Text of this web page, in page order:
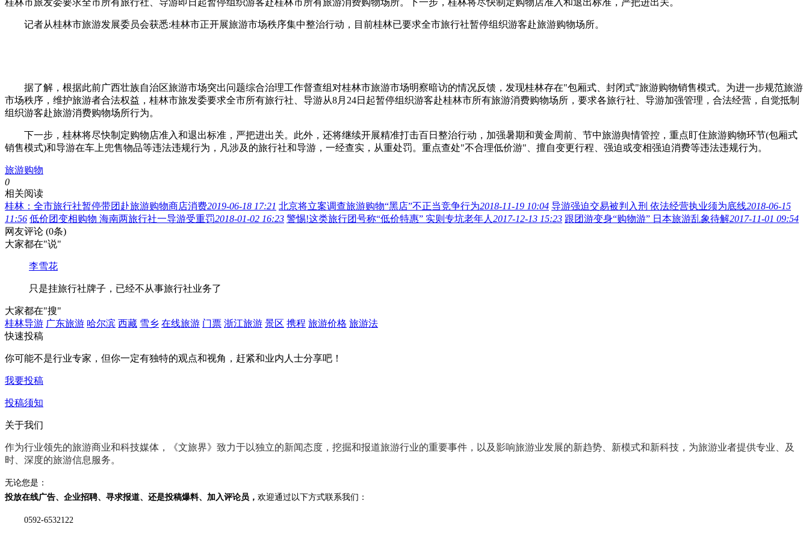
记者从桂林市旅游发展委员会获悉:桂林市正开展旅游市场秩序集中整治行动，目前桂林已要求全市旅行社暂停组织游客赴旅游购物场所。
据了解，根据此前广西壮族自治区旅游市场突出问题综合治理工作督查组对桂林市旅游市场明察暗访的情况反馈，发现桂林存在"包厢式、封闭式"旅游购物销售模式。为进一步规范旅游
市场秩序，维护旅游者合法权益，桂林市旅发委要求全市所有旅行社、导游从8月24日起暂停组织游客赴桂林市所有旅游消费购物场所，要求各旅行社、导游加强管理，合法经营，自觉抵制
组织游客赴旅游消费购物场所行为。
下一步，桂林将尽快制定购物店准入和退出标准，严把进出关。此外，还将继续开展精准打击百日整治行动，加强暑期和黄金周前、节中旅游舆情管控，重点盯住旅游购物环节(包厢式
销售模式)和导游在车上兜售物品等违法违规行为，凡涉及的旅行社和导游，一经查实，从重处罚。重点查处"不合理低价游"、擅自变更行程、强迫或变相强迫消费等违法违规行为。
旅游购物
0
相关阅读
桂林：全市旅行社暂停带团赴旅游购物商店消费2019-06-18 17:21 北京将立案调查旅游购物“黑店”不正当竞争行为2018-11-19 10:04 导游强迫交易被判入刑 依法经营执业须为底线2018-06-15
11:56 低价团变相购物 海南两旅行社一导游受重罚2018-01-02 16:23 警惕!这类旅行团号称“低价特惠” 实则专坑老年人 2017-12-13 15:23 跟团游变身“购物游” 日本旅游乱象待解2017-11-01 09:54
网友评论 (0条)
大家都在"说"
李雪花
只是挂旅行社牌子，已经不从事旅行社业务了
大家都在"搜"
桂林导游 广东旅游 哈尔滨 西藏 雪乡 在线旅游 门票 浙江旅游 景区 携程 旅游价格 旅游法
快速投稿
你可能不是行业专家，但你一定有独特的观点和视角 ，赶紧和业内人士分享吧！
我要投稿
投稿须知
关于我们
作为行业领先的旅游商业和科技媒体，《文旅界》致力于以独立的新闻态度 ，挖掘和报道旅游行业的重要事件 ，以及影响旅游业发展的新趋势 新模式和新科技 ，为旅游业者提供专业、及
时、深度的旅游信息服务。
无论您是：
投放在线广告、企业招聘、寻求报道、还是投稿爆料、加入评论员， 欢迎通过以下方式联系我们：
0592-6532122